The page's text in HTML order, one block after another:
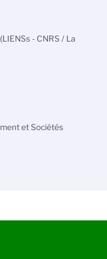
- CNRS / La
et Sociétés